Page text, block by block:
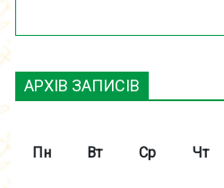
АРХІВ ЗАПИСІВ
Пн Вт Ср Чт